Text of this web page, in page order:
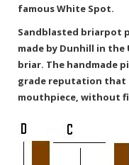
famous White Spot.
Sandblasted briarpot
made by Dunhill in the
briar. The handmade
grade reputation that
mouthpiece, without